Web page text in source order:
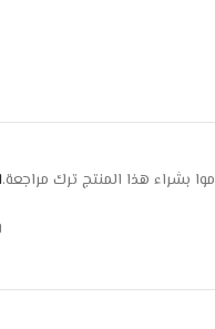
بشراء هذا المنتج ترك مراجعة.